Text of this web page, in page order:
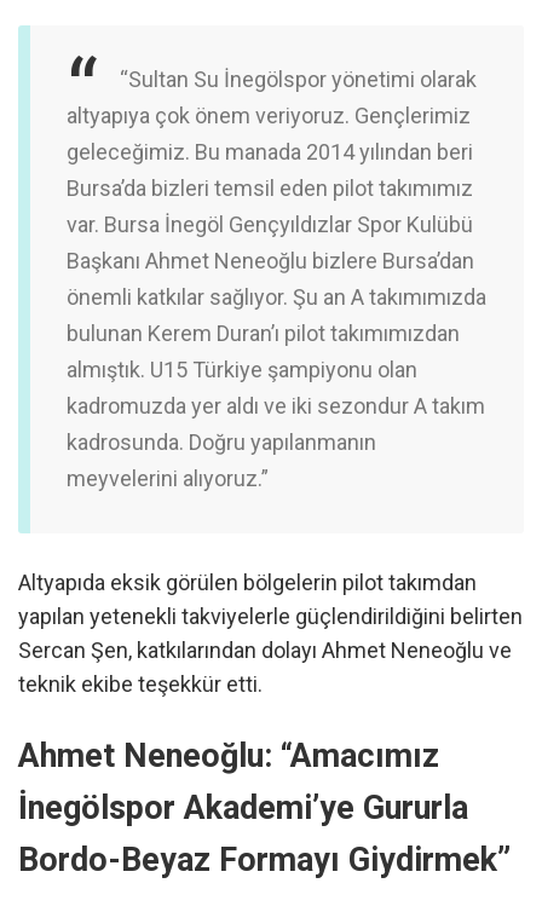
“Sultan Su İnegölspor yönetimi olarak
altyapıya çok önem veriyoruz. Gençlerimiz
geleceğimiz. Bu manada 2014 yılından beri
Bursa’da bizleri temsil eden pilot takımımız
var. Bursa İnegöl Gençyıldızlar Spor Kulübü
Başkanı Ahmet Neneoğlu bizlere Bursa’dan
önemli katkılar sağlıyor. Şu an A takımımızda
bulunan Kerem Duran’ı pilot takımımızdan
almıştık. U15 Türkiye şampiyonu olan
kadromuzda yer aldı ve iki sezondur A takım
kadrosunda. Doğru yapılanmanın
meyvelerini alıyoruz.”
Altyapıda eksik görülen bölgelerin pilot takımdan
yapılan yetenekli takviyelerle güçlendirildiğini belirten
Sercan Şen, katkılarından dolayı Ahmet Neneoğlu ve
teknik ekibe teşekkür etti.
Ahmet Neneoğlu: “Amacımız
İnegölspor Akademi’ye Gururla
Bordo-Beyaz Formayı Giydirmek”